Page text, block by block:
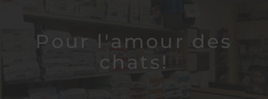
Pour l'amour des
chats!